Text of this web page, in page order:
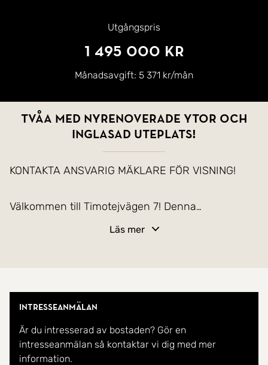
Utgångspris
1 495 000 kr
Månadsavgift: 5 371 kr/mån
Tvåa med nyrenoverade ytor och
inglasad uteplats!
KONTAKTA ANSVARIG MÄKLARE FÖR VISNING!
Välkommen till Timotejvägen 7! Denna
välplanerade tvåa har genomgått flera smakfulla
Här möts du av ett nyrenoverat kök med stilrena
materialval, perfekt för dig som uppskattar både
design och funktion. I hallen ligger ett nytt golv
Läs mer
Intresseanmälan
Är du intresserad av bostaden? Gör en
intresseanmälan så kontaktar vi dig med mer
information.